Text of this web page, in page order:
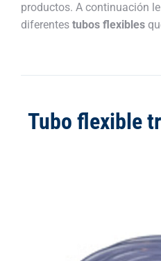
productos. A continuación
diferentes tubos flexibles
Tubo flexible